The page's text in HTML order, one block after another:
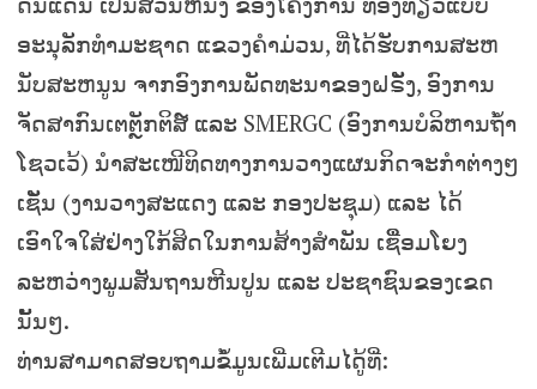
ອະນຸລັກທຳມະຊາດ ແຂວງຄຳມ່ວນ, ທີ່ໄດ້ຮັບການສະຫ
ນັບສະຫນູນ ຈາກອົງການພັດທະນາຂອງຝຣັັ່ງ, ອົງການ
ຈັດສາກົນເຕຕຼັກຕິສ໌ ແລະ SMERGC (ອົງການບໍລິຫານຖໍ້າ
ໂຊວເວ້) ນຳສະເໜີທິດທາງການວາງແຜນກິດຈະກຳຕ່າງໆ
ເຊັັ່ນ (ງານວາງສະແດງ ແລະ ກອງປະຊຸມ) ແລະ ໄດ້
ເອົາໃຈໃສ່ຢ່າງໃກ້ສິດໃນການສ້າງສຳພັນ ເຊືີ່ອມໂຍງ
ລະຫວ່າງພູມສັນຖານຫີນປູນ ແລະ ປະຊາຊົນຂອງເຂດ
ນັັ້ນໆ.
ທ່ານສາມາດສອບຖາມຂໍໍ້ມູນເພີ່ມເຕີມໄດູ້ທີ່: